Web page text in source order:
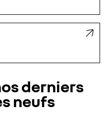
derniers
neufs